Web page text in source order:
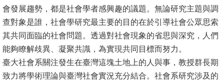
研
究
消
息
公
會發展趨勢，都是社會學者感興趣的議題。無論研究主題與調
查對象是誰，社會學研究最主要的目的在於引導社會公眾思索
其共同面臨的社會問題。透過對社會現象的省思與深究，人們
能夠瞭解歧異、凝聚共識，為實現共同目標而努力。
臺大社會系關注發生在臺灣這塊土地上的人與事，教授群長期
致力將學術理論與臺灣社會實況充分結合。社會系研究涉及的